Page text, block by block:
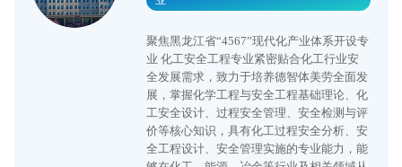
聚焦黑龙江省“4567”现代化产业体系开设专
业 化工安全工程专业紧密贴合化工行业安
全发展需求，致力于培养德智体美劳全面发
展，掌握化学工程与安全工程基础理论、化
工安全设计、过程安全管理、安全检测与评
价等核心知识，具有化工过程安全分析、安
全工程设计、安全管理实施的专业能力，能